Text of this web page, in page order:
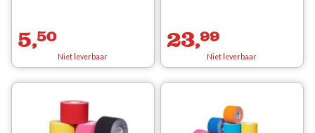
5,50
Niet leverbaar
23,99
Niet leverbaar